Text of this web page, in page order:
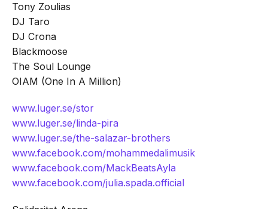
Tony Zoulias
DJ Taro
DJ Crona
Blackmoose
The Soul Lounge
OIAM (One In A Million)
www.luger.se/stor
www.luger.se/linda-pira
www.luger.se/the-salazar-brothers
www.facebook.com/mohammedalimusik
www.facebook.com/MackBeatsAyla
www.facebook.com/julia.spada.official